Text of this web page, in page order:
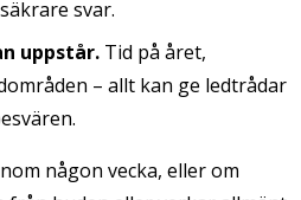
svar.
uppstår. Tid på året,
– allt kan ge ledtrådar
någon vecka, eller om